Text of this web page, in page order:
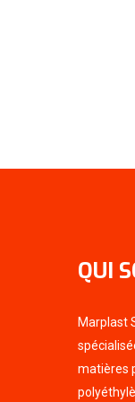
QUI
Marplast
matières